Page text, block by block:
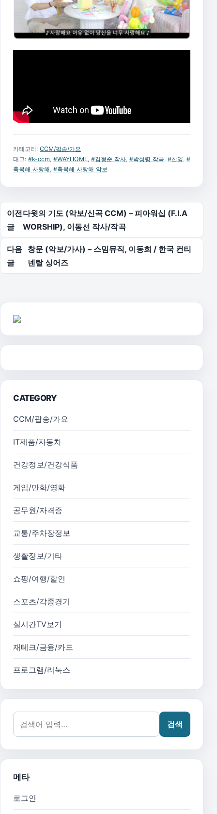
카테고리: CCM/팝송/가요
태그: #k-ccm #WAYHOME #김형준 작사 #박성령 작곡 #찬양 #
축복해 사랑해 #축복해 사랑해 악보
글 탐색
이전
글
다윗의 기도 (악보/신곡 CCM) – 피아워십 (F.I.A
WORSHIP), 이동선 작사/작곡
다음
글
창문 (악보/가사) – 스밈뮤직, 이동희 / 한국 컨티
넨탈 싱어즈
CATEGORY
CCM/팝송/가요
IT제품/자동차
건강정보/건강식품
게임/만화/영화
공무원/자격증
교통/주차장정보
생활정보/기타
쇼핑/여행/할인
스포츠/각종경기
실시간TV보기
재테크/금융/카드
프로그램/리눅스
검색어:
검색
메타
로그인